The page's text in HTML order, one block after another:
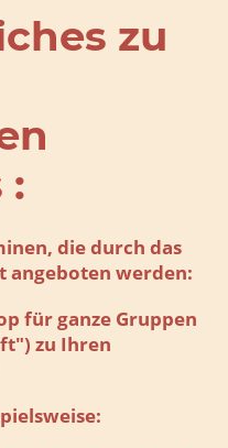
zu
:
die durch das
angeboten werden:
für ganze Gruppen
zu Ihren